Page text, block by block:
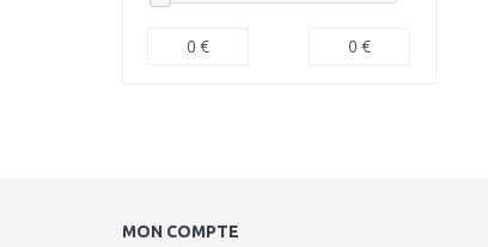
0 € 0 €
MON COMPTE